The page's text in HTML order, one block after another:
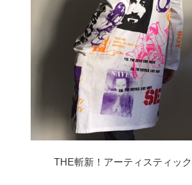
THE斬新！アーティスティッ